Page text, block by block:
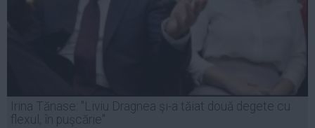
Irina Tănase: "Liviu Dragnea şi-a tăiat două degete cu
flexul, în puşcărie"